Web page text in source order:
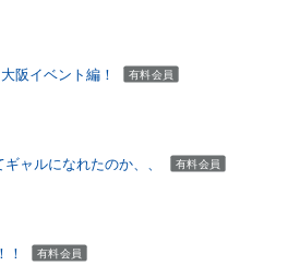
阪イベント編！ 有料会員
ャルになれたのか、、 有料会員
！ 有料会員